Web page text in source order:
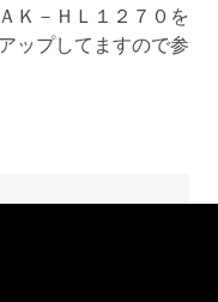
Ｋ－ＨＬ１２７０を
ップしてますので参